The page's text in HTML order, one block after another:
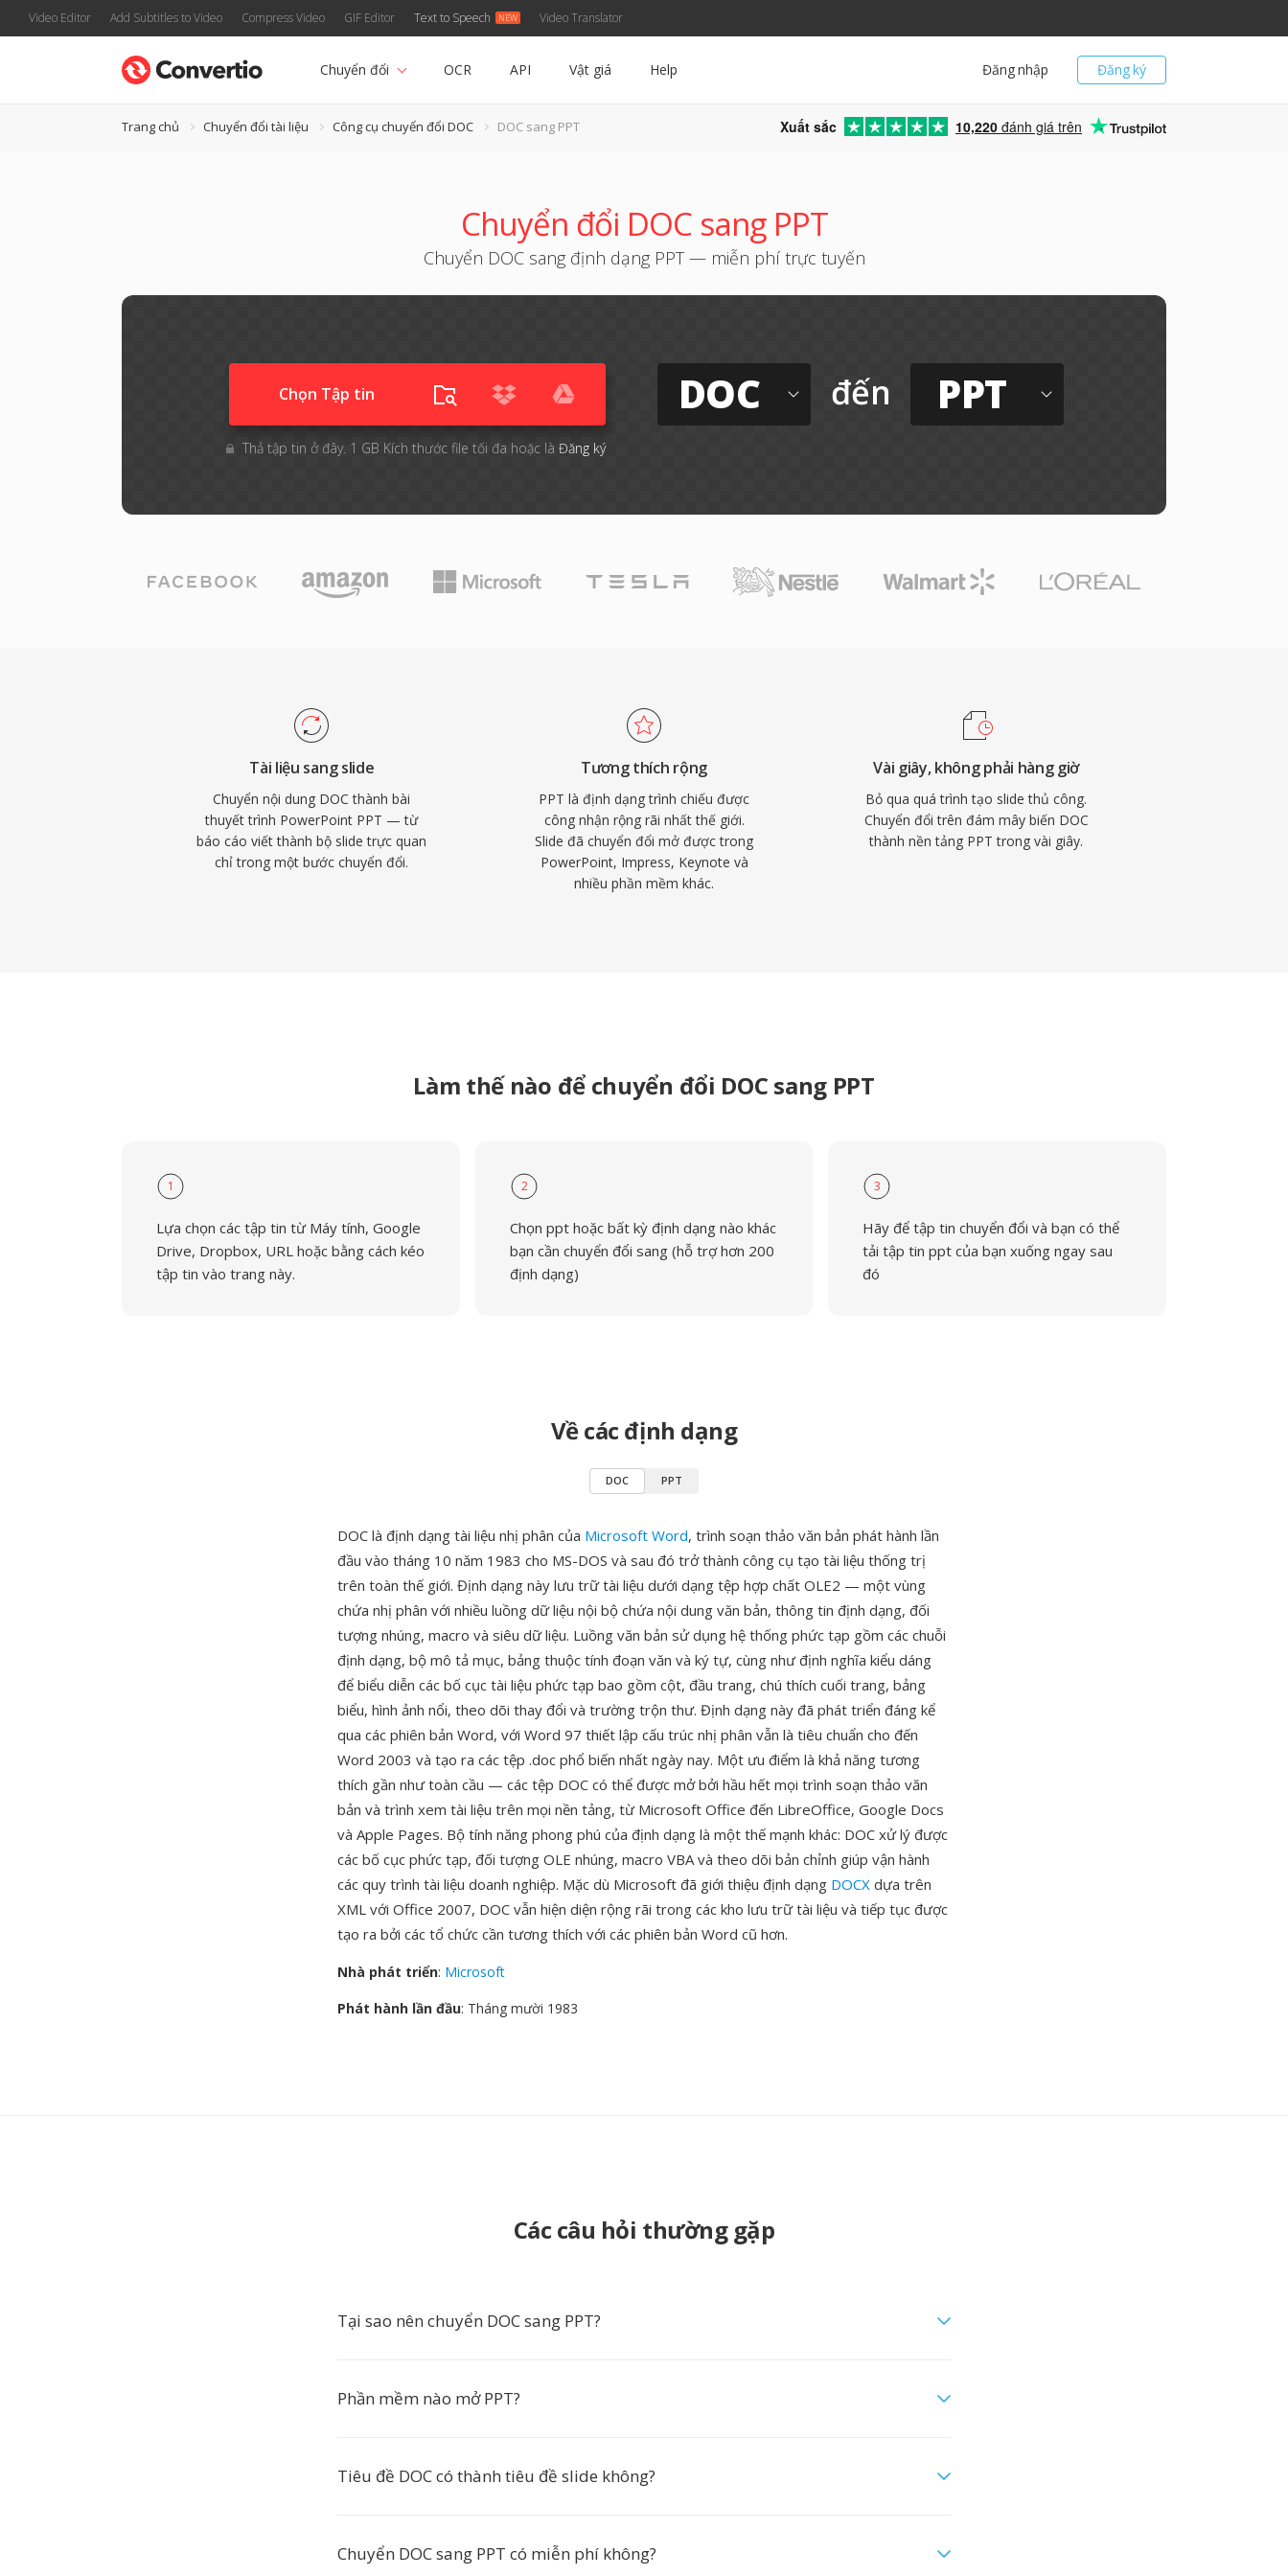
Video Editor Add Subtitles to Video Compress Video GIF Editor Text to Speech Video Translator
Đăng ký
Đăng nhập
Chuyển đổi OCR API Vật giá Help
Trang chủ Chuyển đổi tài liệu Công cụ chuyển đổi DOC DOC sang PPT Xuất sắc 10,220 đánh giá trên
Chuyển đổi DOC sang PPT
Chuyển DOC sang định dạng PPT — miễn phí trực tuyến
Chọn Tập tin
Thả tập tin ở đây. 1 GB Kích thước file tối đa hoặc là Đăng ký
DOC đến PPT
Tài liệu sang slide
Chuyển nội dung DOC thành bài
thuyết trình PowerPoint PPT — từ
báo cáo viết thành bộ slide trực quan
chỉ trong một bước chuyển đổi.
Tương thích rộng
PPT là định dạng trình chiếu được
công nhận rộng rãi nhất thế giới.
Slide đã chuyển đổi mở được trong
PowerPoint, Impress, Keynote và
nhiều phần mềm khác.
Vài giây, không phải hàng giờ
Bỏ qua quá trình tạo slide thủ công.
Chuyển đổi trên đám mây biến DOC
thành nền tảng PPT trong vài giây.
Làm thế nào để chuyển đổi DOC sang PPT
1
Lựa chọn các tập tin từ Máy tính, Google
Drive, Dropbox, URL hoặc bằng cách kéo
tập tin vào trang này.
2
Chọn ppt hoặc bất kỳ định dạng nào khác
bạn cần chuyển đổi sang (hỗ trợ hơn 200
định dạng)
3
Hãy để tập tin chuyển đổi và bạn có thể
tải tập tin ppt của bạn xuống ngay sau
đó
Về các định dạng
DOC PPT
DOC là định dạng tài liệu nhị phân của Microsoft Word, trình soạn thảo văn bản phát hành lần
đầu vào tháng 10 năm 1983 cho MS-DOS và sau đó trở thành công cụ tạo tài liệu thống trị
trên toàn thế giới. Định dạng này lưu trữ tài liệu dưới dạng tệp hợp chất OLE2 — một vùng
chứa nhị phân với nhiều luồng dữ liệu nội bộ chứa nội dung văn bản, thông tin định dạng, đối
tượng nhúng, macro và siêu dữ liệu. Luồng văn bản sử dụng hệ thống phức tạp gồm các chuỗi
định dạng, bộ mô tả mục, bảng thuộc tính đoạn văn và ký tự, cùng như định nghĩa kiểu dáng
để biểu diễn các bố cục tài liệu phức tạp bao gồm cột, đầu trang, chú thích cuối trang, bảng
biểu, hình ảnh nổi, theo dõi thay đổi và trường trộn thư. Định dạng này đã phát triển đáng kể
qua các phiên bản Word, với Word 97 thiết lập cấu trúc nhị phân vẫn là tiêu chuẩn cho đến
Word 2003 và tạo ra các tệp .doc phổ biến nhất ngày nay. Một ưu điểm là khả năng tương
thích gần như toàn cầu — các tệp DOC có thể được mở bởi hầu hết mọi trình soạn thảo văn
bản và trình xem tài liệu trên mọi nền tảng, từ Microsoft Office đến LibreOffice, Google Docs
và Apple Pages. Bộ tính năng phong phú của định dạng là một thế mạnh khác: DOC xử lý được
các bố cục phức tạp, đối tượng OLE nhúng, macro VBA và theo dõi bản chỉnh giúp vận hành
các quy trình tài liệu doanh nghiệp. Mặc dù Microsoft đã giới thiệu định dạng DOCX dựa trên
XML với Office 2007, DOC vẫn hiện diện rộng rãi trong các kho lưu trữ tài liệu và tiếp tục được
tạo ra bởi các tổ chức cần tương thích với các phiên bản Word cũ hơn.
Nhà phát triển: Microsoft
Phát hành lần đầu: Tháng mười 1983
Các câu hỏi thường gặp
Tại sao nên chuyển DOC sang PPT?
Phần mềm nào mở PPT?
Tiêu đề DOC có thành tiêu đề slide không?
Chuyển DOC sang PPT có miễn phí không?